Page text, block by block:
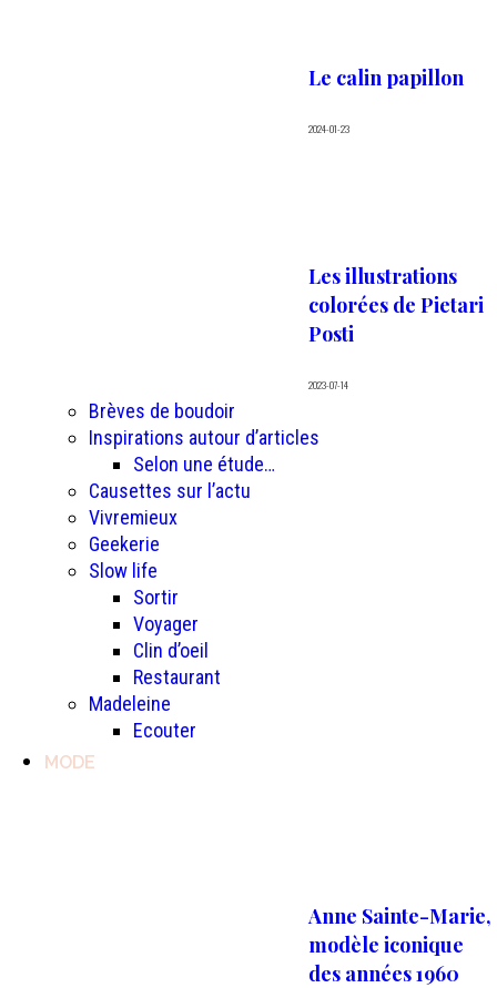
Le calin papillon
2024-01-23
Les illustrations
colorées de Pietari
Posti
2023-07-14
Brèves de boudoir
Inspirations autour d’articles
Selon une étude…
Causettes sur l’actu
Vivremieux
Geekerie
Slow life
Sortir
Voyager
Clin d’oeil
Restaurant
Madeleine
Ecouter
MODE
Anne Sainte-Marie,
modèle iconique
des années 1960